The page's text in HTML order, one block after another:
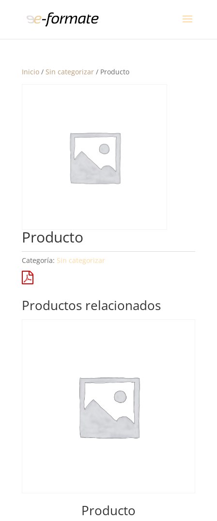
Inicio/ Sin categorizar/ Producto
Producto
Categoría: Sin categorizar
Productos relacionados
Producto